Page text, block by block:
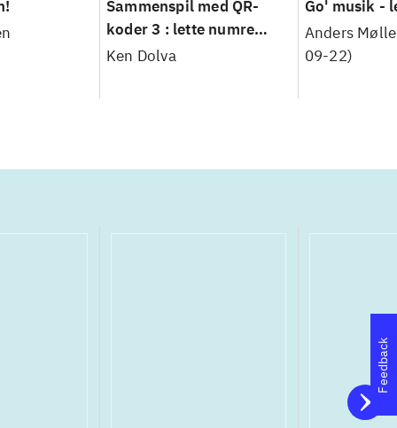
Sammenspil med QR-
koder 3 : lette numre
(3.-6. klasse) - med links
Ken Dolva
Go' musik -
Anders
09-22)
Feedback